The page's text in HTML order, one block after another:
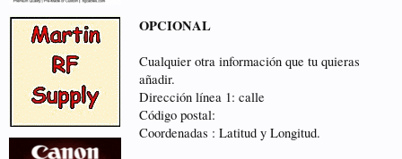
OPCIONAL
Cualquier otra información que tu quieras
añadir.
Dirección línea 1: calle
Código postal:
Coordenadas : Latitud y Longitud.